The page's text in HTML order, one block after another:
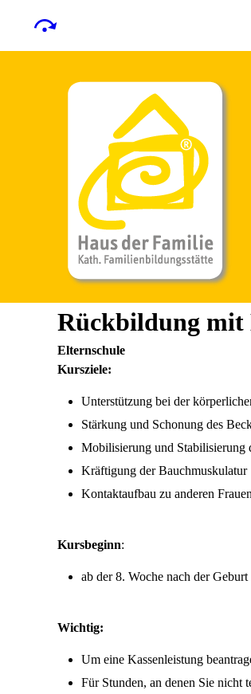
Rückbildung mit
Elternschule
Kursziele:
Unterstützung bei der
Stärkung und Schonung des
Mobilisierung und Stabilisierung
Kräftigung der Bauchmuskulatur
Kontaktaufbau zu anderen
Kursbeginn:
ab der 8. Woche nach der Geburt
Wichtig:
Um eine Kassenleistung
Für Stunden, an denen Sie nicht